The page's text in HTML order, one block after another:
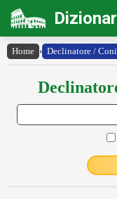
Home › Declinatore /